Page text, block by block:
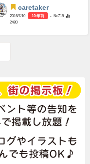
caretaker
2016/7/10 10 年前
- №718
2480